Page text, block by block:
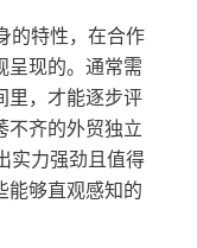
的特性，在合作
呈现的。通常需
里，才能逐步评
不齐的外贸独立
实力强劲且值得
能够直观感知的